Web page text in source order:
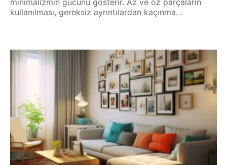
minimalizmin gücünü gösterir. Az ve öz parçaların
kullanılması, gereksiz ayrıntılardan kaçınma…